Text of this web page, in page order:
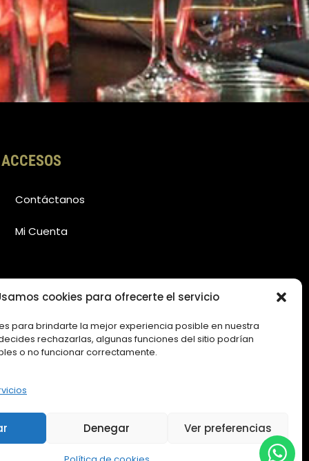
cookies para ofrecerte el servicio
para brindarte la mejor experiencia posible en nuestra
rechazarlas, algunas funciones del sitio podrían
o no funcionar correctamente.
Denegar Ver preferencias
ACCESOS
Contáctanos
Mi Cuenta